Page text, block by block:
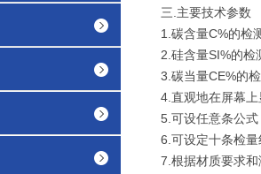
三.主要技术参数
1.碳含量C%的检
2.硅含量SI%的
3.碳当量CE%的
4.直观地在屏幕
5.可设任意条公
6.可设定十条检
7.根据材质要求